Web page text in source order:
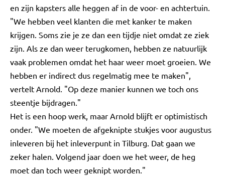
en zijn kapsters alle heggen af in de voor- en achtertuin.
"We hebben veel klanten die met kanker te maken
krijgen. Soms zie je ze dan een tijdje niet omdat ze ziek
zijn. Als ze dan weer terugkomen, hebben ze natuurlijk
vaak problemen omdat het haar weer moet groeien. We
hebben er indirect dus regelmatig mee te maken",
vertelt Arnold. "Op deze manier kunnen we toch ons
steentje bijdragen."
Het is een hoop werk, maar Arnold blijft er optimistisch
onder. "We moeten de afgeknipte stukjes voor augustus
inleveren bij het inleverpunt in Tilburg. Dat gaan we
zeker halen. Volgend jaar doen we het weer, de heg
moet dan toch weer geknipt worden."